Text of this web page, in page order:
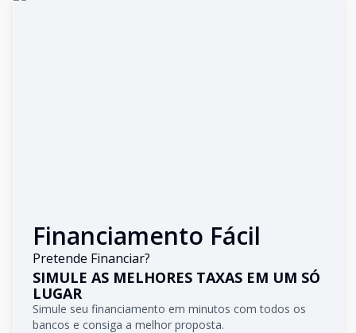
Financiamento Fácil
Pretende Financiar?
SIMULE AS MELHORES TAXAS EM UM SÓ
LUGAR
Simule seu financiamento em minutos com todos os
bancos e consiga a melhor proposta.